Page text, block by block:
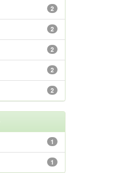
2
2
2
2
2
1
1